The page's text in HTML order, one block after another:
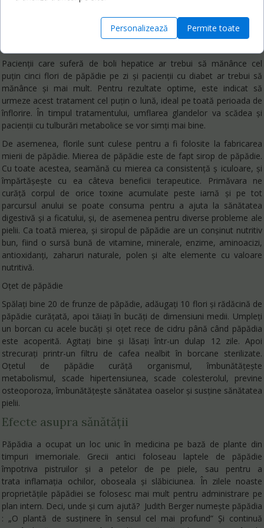
adaos excelent la produsele concepute pentru dureri de mușchi sau
alte dureri externe. Sunt de asemenea, folosite în mod tradițional în
Pacienții care suferă de boli hepatice ar trebui să mănânce cel
puțin cinci flori de păpădie pe zi și pacienții cu diabet ar trebui să
mănânce și mai mult. Pentru rezultate optime, este indicat să
urmeze acest tratament cel puțin o lună, ideal pe toată perioada de
înflorire. În timpul tratamentului, umflarea glandelor va scădea și
pacienții cu tulburări metabolice se vor simți mai bine.
De asemenea, florile sunt culese pentru a fi folosite la fabricarea
mierii de păpădie. Mierea de păpădie este de fapt sirop de păpădie.
Cu toate acestea, seamănă cu mierea ca consistență ș iculoare, și
împărtășește cu ea câteva beneficii terapeutice. Primăvara ne
curăță corpul de orice toxine acumulate peste iarnă și pe tot
parcursul anului se poate consuma pentru a ajuta la sănătatea
digestivă și a ficatului, și, de asemenea pentru diverse probleme ale
pielii. Ca toată mierea, și siropul de păpădie are un conșinut nutritiv
bun, fiind o sursă bună de vitamine, minerale, enzime, aminoacizi,
antioxidanți, zaharuri naturale, polen și alte elemente cu valoare
nutritivă.
Oțet de păpădie
Spălați bine 20 de frunze de păpădie, adăugați 10 flori și rădăcină de
păpădie curățată, apoi tăiați în bucăți de dimensiuni medii. Umpleți
un borcan cu acele bucăți și oțet rece de cidru până când păpădia
este acoperită. Agitați bine și lăsați într-un dulap 12 zile. Apoi
strecurați printr-un filtru de cafea nealbit în borcane sterilizate.
Oțetul de păpădie curăță organismul, îmbunătățește
metabolismul, scade hipertensiunea, scade colesterolul, previne
osteoporoza, îmbunătățește sănătatea oaselor și susține sănătatea
pielii.
Efecte asupra sănătății
Păpădia a ocupat un loc unic în medicina pe bază de plante din
timpuri imemoriale. Grecii antici foloseau laptele de păpădie
împotriva pistruilor și a petelor de pe piele, sau pentru a
trata inflamația ochilor, oboseala și slăbiciunea. În zilele noaste
proprietățile păpădiei se folosesc mai mult pentru administrare pe
plan intern. Deci, unde și cum ajută? Judith Berger numește păpădia
: „O plantă de susținere în sensul cel mai profund” Și continuă
Personalizează Permite toate